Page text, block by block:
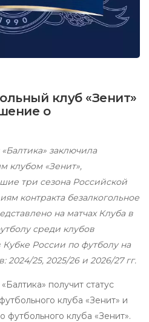
клуб «Зенит»
о
заключила
клубом «Зенит»,
три сезона Российской
контракта безалкогольное
на матчах Клуба в
среди клубов
России по футболу на
2024/25, 2025/26 и 2026/27 гг.
получит статус
клуба «Зенит» и
футбольного клуба «Зенит».